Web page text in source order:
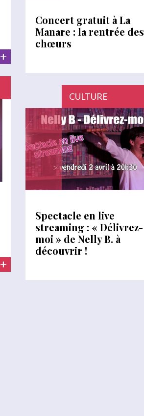
+
Concert gratuit à La
Manare : la rentrée des
chœurs
+
CULTURE
Spectacle en live
streaming : « Délivrez-
moi » de Nelly B. à
découvrir !